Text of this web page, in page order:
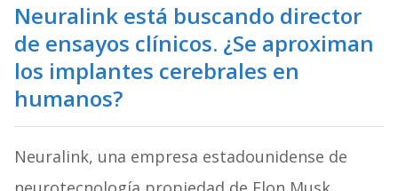
Neuralink está buscando director
de ensayos clínicos. ¿Se aproximan
los implantes cerebrales en
humanos?
Neuralink, una empresa estadounidense de